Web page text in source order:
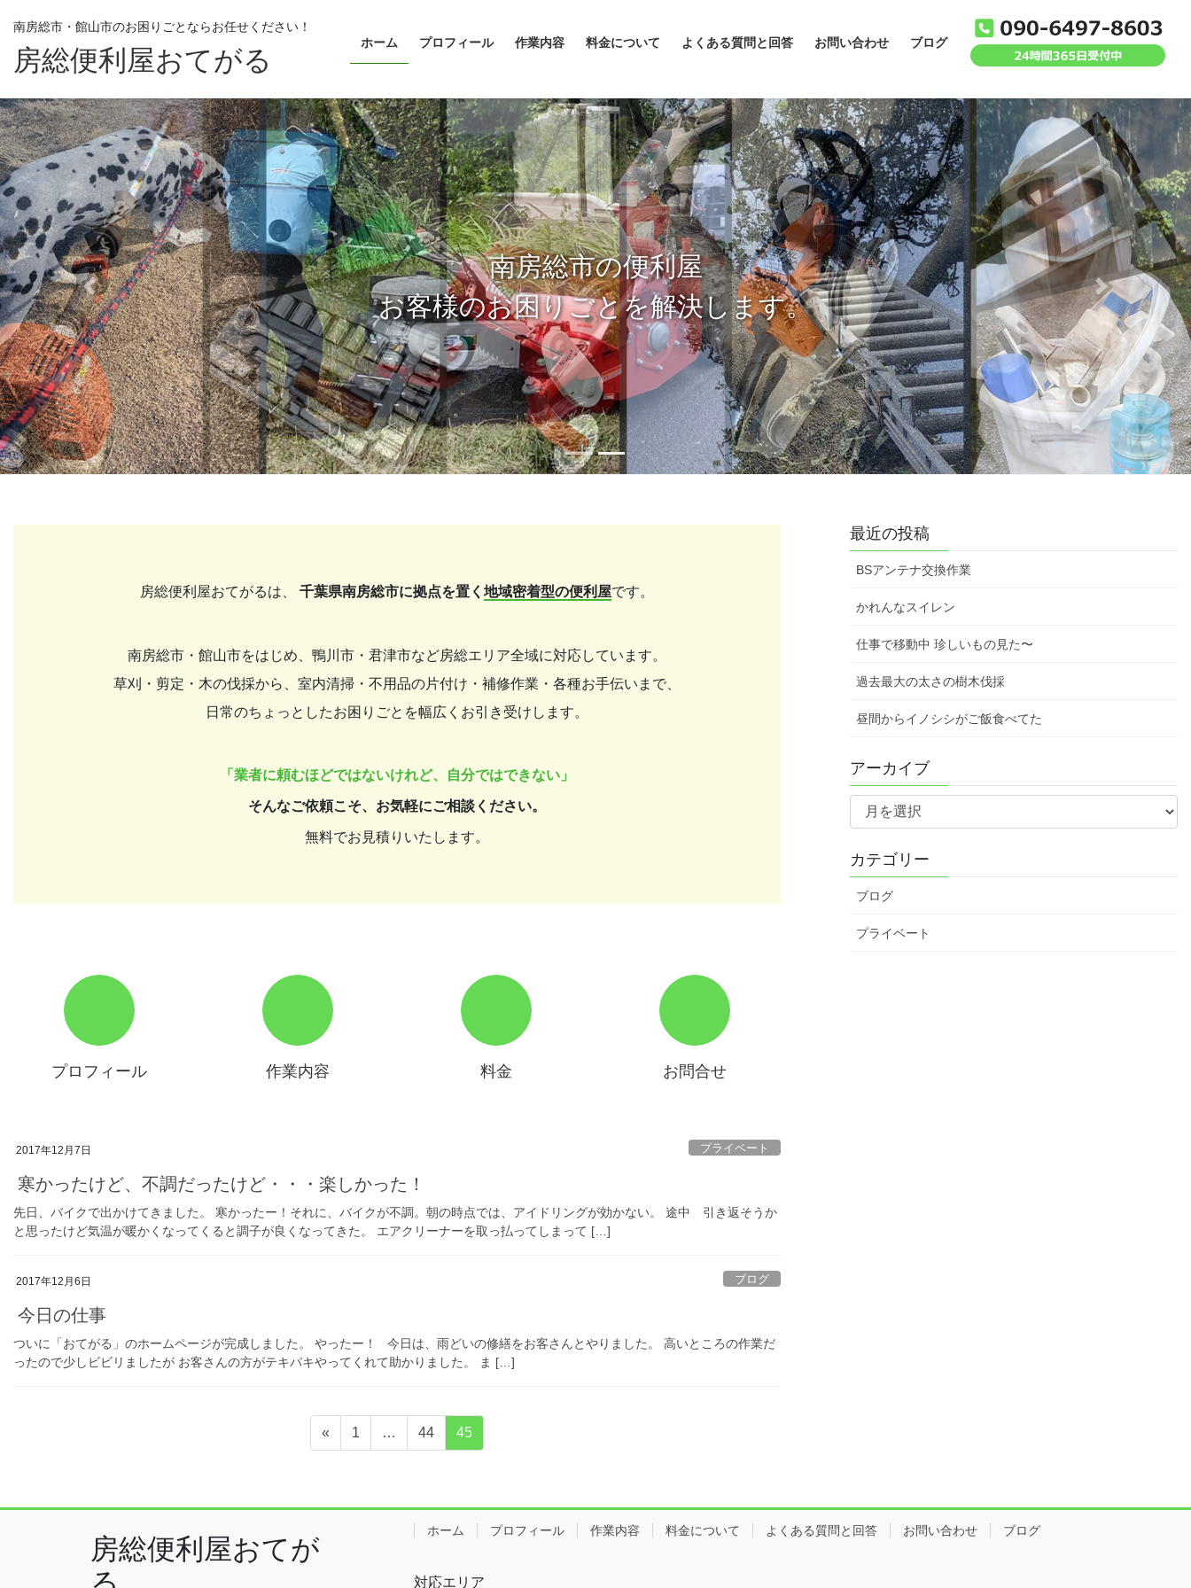
へ
ス
キ
ッ
プ
ョ
ン
に
移
動
南房総市・館山市のお困りごとならお任せください！
房総便利屋おてがる
ホーム プロフィール 作業内容 料金について よくある質問と回答 お問い合わせ ブログ
南房総市の便利屋
お客様のお困りごとを解決します。
Previous Next
房総便利屋おてがるは、 千葉県南房総市に拠点を置く 地域密着型の便利屋です。
南房総市・館山市をはじめ、鴨川市・君津市など房総エリア全域に対応しています。
草刈・剪定・木の伐採から、室内清掃・不用品の片付け・補修作業・各種お手伝いまで、
日常のちょっとしたお困りごとを幅広くお引き受けします。
「業者に頼むほどではないけれど、自分ではできない」
そんなご依頼こそ、お気軽にご相談ください。
無料でお見積りいたします。
プロフィール 作業内容 料金 お問合せ
2017年12月7日 プライベート
寒かったけど、不調だったけど・・・楽しかった！
先日、バイクで出かけてきました。 寒かったー！それに、バイクが不調。朝の時点では、アイドリングが効かない。 途中 引き返そうか
と思ったけど気温が暖かくなってくると調子が良くなってきた。 エアクリーナーを取っ払ってしまって […]
2017年12月6日 ブログ
今日の仕事
ついに「おてがる」のホームページが完成しました。 やったー！ 今日は、雨どいの修繕をお客さんとやりました。 高いところの作業だ
ったので少しビビリましたが お客さんの方がテキパキやってくれて助かりました。 ま […]
«
固
定
1 …
固
定
44
固
定
ジ
45
最近の投稿
BSアンテナ交換作業
かれんなスイレン
仕事で移動中 珍しいもの見た〜
過去最大の太さの樹木伐採
昼間からイノシシがご飯食べてた
アーカイブ
ア
イ
ブ
カテゴリー
ブログ
プライベート
房総便利屋おてが
ホーム プロフィール 作業内容 料金について よくある質問と回答 お問い合わせ ブログ
対応エリア